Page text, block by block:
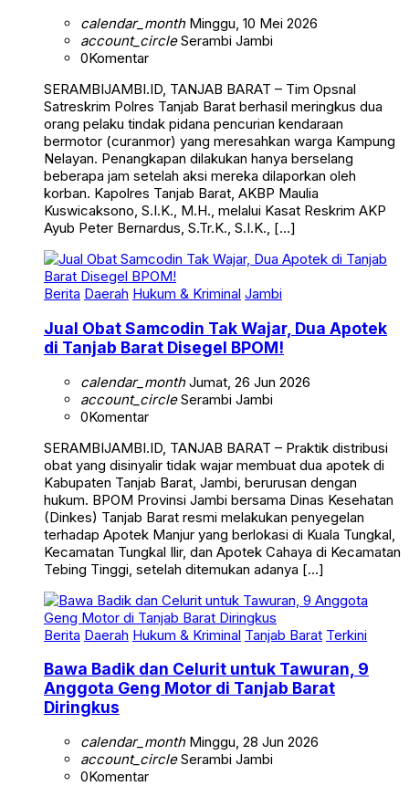
calendar_monthMinggu, 10 Mei 2026
account_circleSerambi Jambi
0Komentar
SERAMBIJAMBI.ID, TANJAB BARAT – Tim Opsnal
Satreskrim Polres Tanjab Barat berhasil meringkus dua
orang pelaku tindak pidana pencurian kendaraan
bermotor (curanmor) yang meresahkan warga Kampung
Nelayan. Penangkapan dilakukan hanya berselang
beberapa jam setelah aksi mereka dilaporkan oleh
korban. Kapolres Tanjab Barat, AKBP Maulia
Kuswicaksono, S.I.K., M.H., melalui Kasat Reskrim AKP
Ayub Peter Bernardus, S.Tr.K., S.I.K., […]
Berita Daerah Hukum & Kriminal Jambi
Jual Obat Samcodin Tak Wajar, Dua Apotek
di Tanjab Barat Disegel BPOM!
calendar_monthJumat, 26 Jun 2026
account_circleSerambi Jambi
0Komentar
SERAMBIJAMBI.ID, TANJAB BARAT – Praktik distribusi
obat yang disinyalir tidak wajar membuat dua apotek di
Kabupaten Tanjab Barat, Jambi, berurusan dengan
hukum. BPOM Provinsi Jambi bersama Dinas Kesehatan
(Dinkes) Tanjab Barat resmi melakukan penyegelan
terhadap Apotek Manjur yang berlokasi di Kuala Tungkal,
Kecamatan Tungkal Ilir, dan Apotek Cahaya di Kecamatan
Tebing Tinggi, setelah ditemukan adanya […]
Berita Daerah Hukum & Kriminal Tanjab Barat Terkini
Bawa Badik dan Celurit untuk Tawuran, 9
Anggota Geng Motor di Tanjab Barat
Diringkus
calendar_monthMinggu, 28 Jun 2026
account_circleSerambi Jambi
0Komentar